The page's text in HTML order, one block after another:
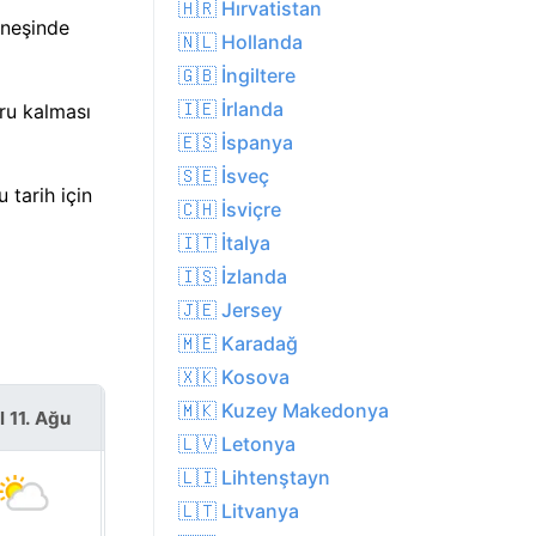
kalması
tarih için
11. Ağu Çar 12. Ağu
🇭🇷 Hırvatistan
🇳🇱 Hollanda
🇬🇧 İngiltere
🇮🇪 İrlanda
🇪🇸 İspanya
🇸🇪 İsveç
🇨🇭 İsviçre
🇮🇹 İtalya
🇮🇸 İzlanda
🇯🇪 Jersey
🇲🇪 Karadağ
🇽🇰 Kosova
🇲🇰 Kuzey Makedonya
🇱🇻 Letonya
🇱🇮 Lihtenştayn
🇱🇹 Litvanya